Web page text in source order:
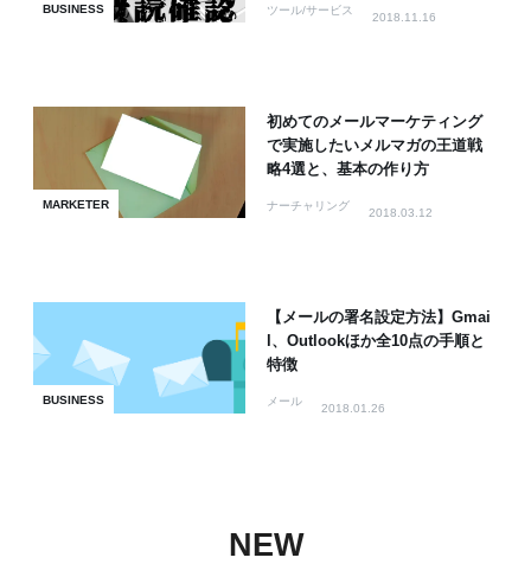
BUSINESS ツール/サービス
2018.11.16
MARKETER
初めてのメールマーケティング
で実施したいメルマガの王道戦
略4選と、基本の作り方
ナーチャリング
2018.03.12
BUSINESS
【メールの署名設定方法】Gmai
l、Outlookほか全10点の手順と
特徴
メール
2018.01.26
NEW